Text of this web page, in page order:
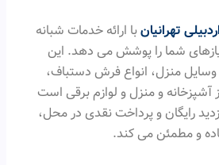
تهرانیانبا ارائه خدمات شبانه
شما را پوشش می دهد. این
منزل، انواع فرش دستباف،
آشپزخانه و منزل و لوازم برقی است
رایگان و پرداخت نقدی در محل،
و مطمئن می کند.